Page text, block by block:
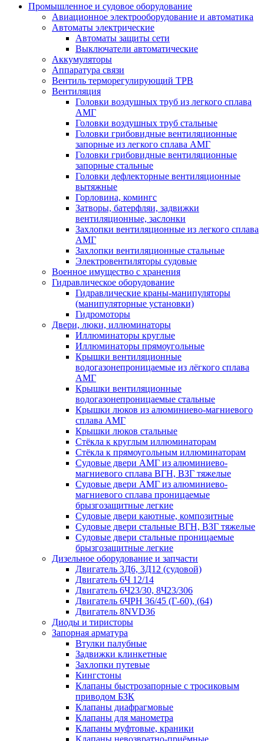
Промышленное и судовое оборудование
Авиационное электрооборудование и автоматика
Автоматы электрические
Автоматы защиты сети
Выключатели автоматические
Аккумуляторы
Аппаратура связи
Вентиль терморегулирующий ТРВ
Вентиляция
Головки воздушных труб из легкого сплава
АМГ
Головки воздушных труб стальные
Головки грибовидные вентиляционные
запорные из легкого сплава АМГ
Головки грибовидные вентиляционные
запорные стальные
Головки дефлекторные вентиляционные
вытяжные
Горловина, комингс
Затворы, батерфляи, задвижки
вентиляционные, заслонки
Захлопки вентиляционные из легкого сплава
АМГ
Захлопки вентиляционные стальные
Электровентиляторы судовые
Военное имущество с хранения
Гидравлическое оборудование
Гидравлические краны-манипуляторы
(манипуляторные установки)
Гидромоторы
Двери, люки, иллюминаторы
Иллюминаторы круглые
Иллюминаторы прямоугольные
Крышки вентиляционные
водогазонепроницаемые из лёгкого сплава
АМГ
Крышки вентиляционные
водогазонепроницаемые стальные
Крышки люков из алюминиево-магниевого
сплава АМГ
Крышки люков стальные
Стёкла к круглым иллюминаторам
Стёкла к прямоугольным иллюминаторам
Судовые двери АМГ из алюминиево-
магниевого сплава ВГН, ВЗГ тяжелые
Судовые двери АМГ из алюминиево-
магниевого сплава проницаемые
брызгозащитные легкие
Судовые двери каютные, композитные
Судовые двери стальные ВГН, ВЗГ тяжелые
Судовые двери стальные проницаемые
брызгозащитные легкие
Дизельное оборудование и запчасти
Двигатель 3Д6, 3Д12 (судовой)
Двигатель 6Ч 12/14
Двигатель 6Ч23/30, 8Ч23/306
Двигатель 6ЧРН 36/45 (Г-60), (64)
Двигатель 8NVD36
Диоды и тиристоры
Запорная арматура
Втулки палубные
Задвижки клинкетные
Захлопки путевые
Кингстоны
Клапаны быстрозапорные с тросиковым
приводом БЗК
Клапаны диафрагмовые
Клапаны для манометра
Клапаны муфтовые, краники
Клапаны невозвратно-приёмные